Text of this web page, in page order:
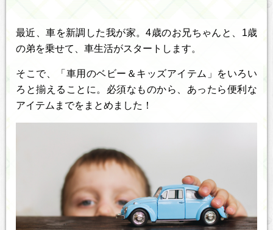
最近、車を新調した我が家。4歳のお兄ちゃんと、1歳
の弟を乗せて、車生活がスタートします。
そこで、「車用のベビー＆キッズアイテム」をいろい
ろと揃えることに。必須なものから、あったら便利な
アイテムまでをまとめました！